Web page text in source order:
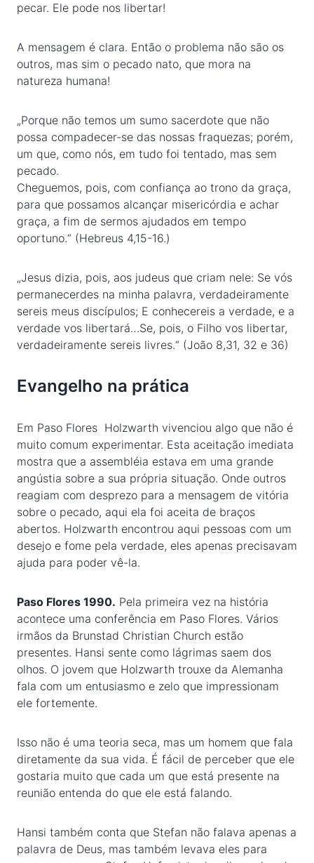
pecar. Ele pode nos libertar!
A mensagem é clara. Então o problema não são os
outros, mas sim o pecado nato, que mora na
natureza humana!
„Porque não temos um sumo sacerdote que não
possa compadecer-se das nossas fraquezas; porém,
um que, como nós, em tudo foi tentado, mas sem
pecado.
Cheguemos, pois, com confiança ao trono da graça,
para que possamos alcançar misericórdia e achar
graça, a fim de sermos ajudados em tempo
oportuno.“ (Hebreus 4,15-16.)
„Jesus dizia, pois, aos judeus que criam nele: Se vós
permanecerdes na minha palavra, verdadeiramente
sereis meus discípulos; E conhecereis a verdade, e a
verdade vos libertará…Se, pois, o Filho vos libertar,
verdadeiramente sereis livres.“ (João 8,31, 32 e 36)
Evangelho na prática
Em Paso Flores Holzwarth vivenciou algo que não é
muito comum experimentar. Esta aceitação imediata
mostra que a assembléia estava em uma grande
angústia sobre a sua própria situação. Onde outros
reagiam com desprezo para a mensagem de vitória
sobre o pecado, aqui ela foi aceita de braços
abertos. Holzwarth encontrou aqui pessoas com um
desejo e fome pela verdade, eles apenas precisavam
ajuda para poder vê-la.
Paso Flores 1990. Pela primeira vez na história
acontece uma conferência em Paso Flores. Vários
irmãos da Brunstad Christian Church estão
presentes. Hansi sente como lágrimas saem dos
olhos. O jovem que Holzwarth trouxe da Alemanha
fala com um entusiasmo e zelo que impressionam
ele fortemente.
Isso não é uma teoria seca, mas um homem que fala
diretamente da sua vida. É fácil de perceber que ele
gostaria muito que cada um que está presente na
reunião entenda do que ele está falando.
Hansi também conta que Stefan não falava apenas a
palavra de Deus, mas também levava eles para